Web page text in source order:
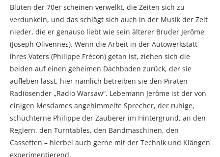
Blüten der 70er scheinen verwelkt, die Zeiten sich zu
verdunkeln, und das schlägt sich auch in der Musik der Zeit
nieder, die er genauso liebt wie sein älterer Bruder Jerôme
(Joseph Olivennes). Wenn die Arbeit in der Autowerkstatt
ihres Vaters (Philippe Frécon) getan ist, ziehen sich die
beiden auf einen geheimen Dachboden zurück, der sie
aufleben lässt, hier nämlich betreiben sie den Piraten-
Radiosender „Radio Warsaw“. Lebemann Jerôme ist der von
einigen Mesdames angehimmelte Sprecher, der ruhige,
schüchterne Philippe der Zauberer im Hintergrund, an den
Reglern, den Turntables, den Bandmaschinen, den
Cassetten – hierbei auch gerne mit der Technik und Klängen
experimentierend.